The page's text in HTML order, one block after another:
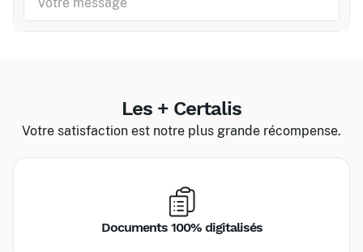
Les + Certalis
Votre satisfaction est notre plus grande récompense.
Documents 100% digitalisés